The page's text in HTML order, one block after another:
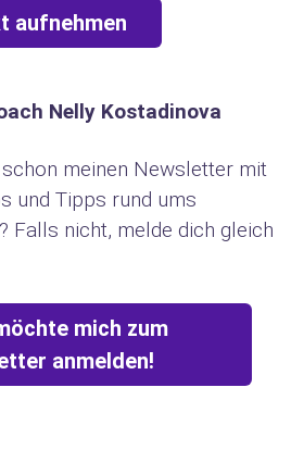
aufnehmen
Nelly Kostadinova
meinen Newsletter mit
und Tipps rund ums
Falls nicht, melde dich gleich
mich zum
anmelden!